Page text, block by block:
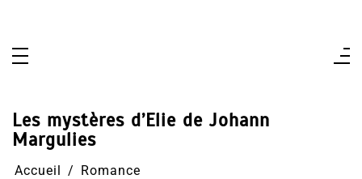
Les mystères d’Elie de Johann
Margulies
Accueil Romance